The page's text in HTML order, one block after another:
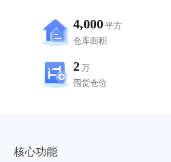
4,000 平方
仓库面积
2 万
囤货仓位
核心功能